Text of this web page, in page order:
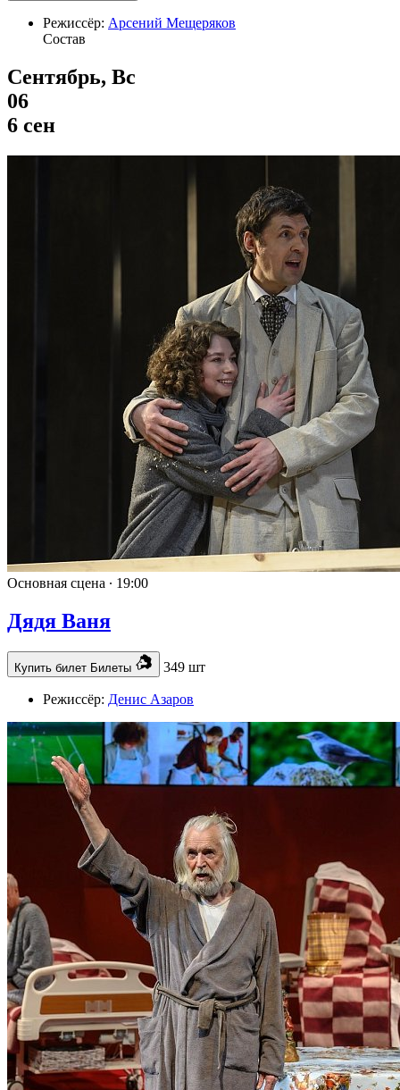
Режиссёр: Арсений Мещеряков
Состав
Сентябрь, Вс
06
6 сен
Основная сцена ∙ 19:00
Дядя Ваня
Купить билет Билеты 349 шт
Режиссёр: Денис Азаров